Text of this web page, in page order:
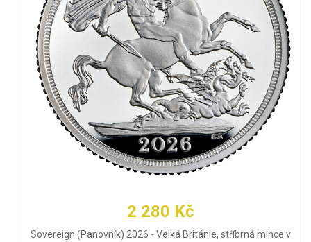
2 280 Kč
Sovereign (Panovník) 2026 - Velká Británie, stříbrná mince v